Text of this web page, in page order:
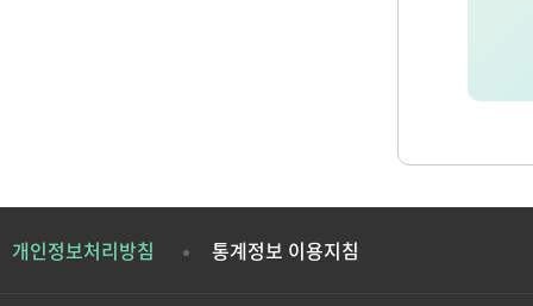
개인정보처리방침 통계정보 이용지침